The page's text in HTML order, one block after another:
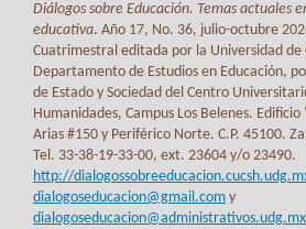
Diálogos sobre Educación. Temas actuales
educativa. Año 17, No. 36, julio-octubre
Cuatrimestral editada por la Universidad
Departamento de Estudios en Educación,
de Estado y Sociedad del Centro
Humanidades, Campus Los Belenes.
Arias #150 y Periférico Norte. C.P. 45100.
Tel. 33-38-19-33-00, ext. 23604 y/o 23490.
http://
dialogoseducacion@gmail.com y
dialogoseducacion@administrativos.udg.mx